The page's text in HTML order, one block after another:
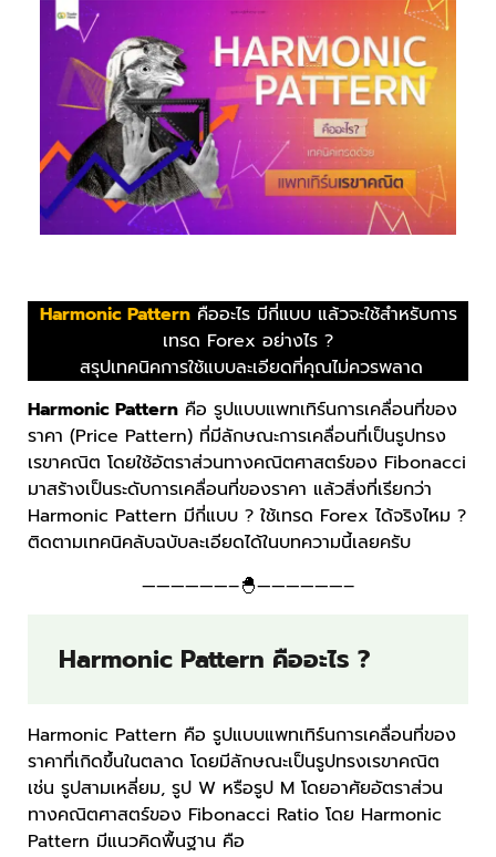
Harmonic Patternคืออะไร มีกี่แบบ แล้วจะใช้สำหรับการ
เทรด Forex อย่างไร ?
สรุปเทคนิคการใช้แบบละเอียดที่คุณไม่ควรพลาด
Harmonic Pattern คือ รูปแบบแพทเทิร์นการเคลื่อนที่ของ
ราคา (Price Pattern) ที่มีลักษณะการเคลื่อนที่เป็นรูปทรง
เรขาคณิต โดยใช้อัตราส่วนทางคณิตศาสตร์ของ Fibonacci
มาสร้างเป็นระดับการเคลื่อนที่ของราคา แล้วสิ่งที่เรียกว่า
Harmonic Pattern มีกี่แบบ ? ใช้เทรด Forex ได้จริงไหม ?
ติดตามเทคนิคลับฉบับละเอียดได้ในบทความนี้เลยครับ
——————–🐣——————–
Harmonic Pattern คืออะไร ?
Harmonic Pattern คือ รูปแบบแพทเทิร์นการเคลื่อนที่ของ
ราคาที่เกิดขึ้นในตลาด โดยมีลักษณะเป็นรูปทรงเรขาคณิต
เช่น รูปสามเหลี่ยม, รูป W หรือรูป M โดยอาศัยอัตราส่วน
ทางคณิตศาสตร์ของ Fibonacci Ratio โดย Harmonic
Pattern มีแนวคิดพื้นฐาน คือ